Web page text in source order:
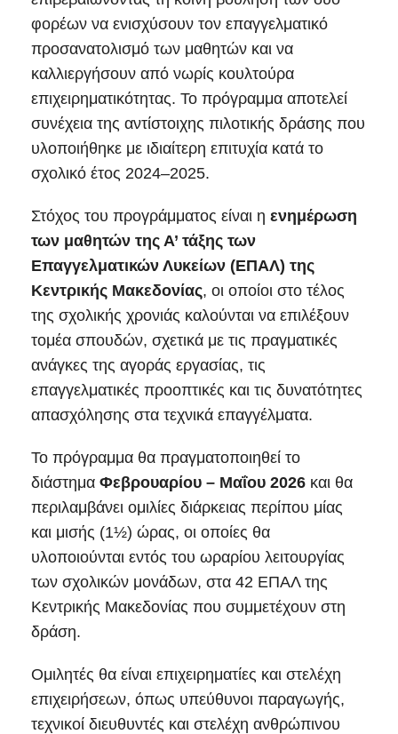
φορέων να ενισχύσουν τον επαγγελματικό
προσανατολισμό των μαθητών και να
καλλιεργήσουν από νωρίς κουλτούρα
επιχειρηματικότητας. Το πρόγραμμα αποτελεί
συνέχεια της αντίστοιχης πιλοτικής δράσης που
υλοποιήθηκε με ιδιαίτερη επιτυχία κατά το
σχολικό έτος 2024–2025.
Στόχος του προγράμματος είναι η ενημέρωση
των μαθητών της Α’ τάξης των
Επαγγελματικών Λυκείων (ΕΠΑΛ) της
Κεντρικής Μακεδονίας, οι οποίοι στο τέλος
της σχολικής χρονιάς καλούνται να επιλέξουν
τομέα σπουδών, σχετικά με τις πραγματικές
ανάγκες της αγοράς εργασίας, τις
επαγγελματικές προοπτικές και τις δυνατότητες
απασχόλησης στα τεχνικά επαγγέλματα.
Το πρόγραμμα θα πραγματοποιηθεί το
διάστημα Φεβρουαρίου – Μαΐου 2026 και θα
περιλαμβάνει ομιλίες διάρκειας περίπου μίας
και μισής (1½) ώρας, οι οποίες θα
υλοποιούνται εντός του ωραρίου λειτουργίας
των σχολικών μονάδων, στα 42 ΕΠΑΛ της
Κεντρικής Μακεδονίας που συμμετέχουν στη
δράση.
Ομιλητές θα είναι επιχειρηματίες και στελέχη
επιχειρήσεων, όπως υπεύθυνοι παραγωγής,
τεχνικοί διευθυντές και στελέχη ανθρώπινου